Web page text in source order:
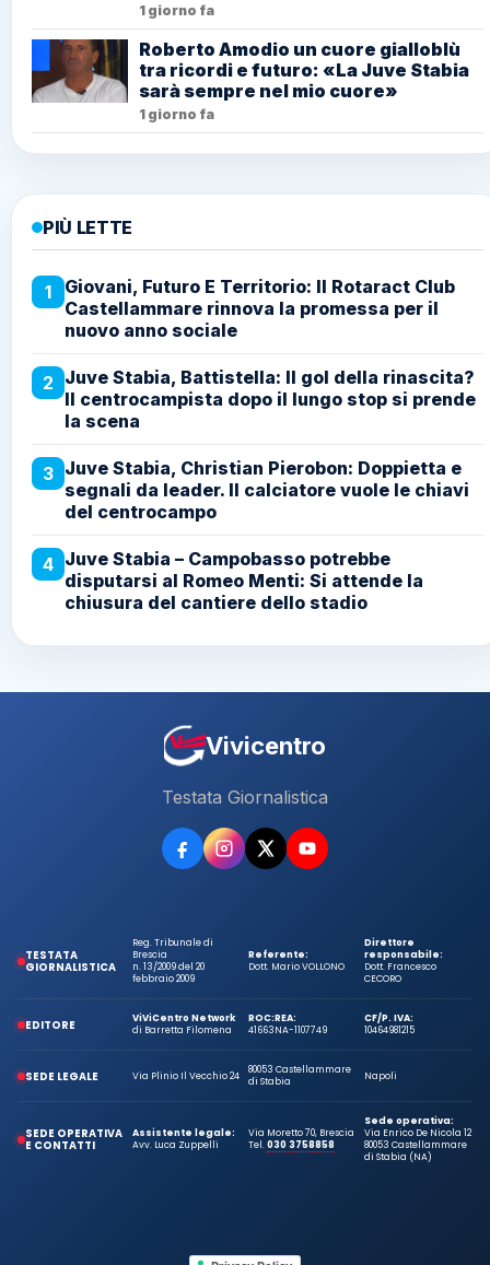
1 giorno fa
Roberto Amodio un cuore gialloblù
tra ricordi e futuro: «La Juve Stabia
sarà sempre nel mio cuore»
1 giorno fa
PIÙ LETTE
1
Giovani, Futuro E Territorio: Il Rotaract Club
Castellammare rinnova la promessa per il
nuovo anno sociale
2 Juve Stabia, Battistella: Il gol della rinascita?
Il centrocampista dopo il lungo stop si prende
la scena
3 Juve Stabia, Christian Pierobon: Doppietta e
segnali da leader. Il calciatore vuole le chiavi
del centrocampo
4 Juve Stabia – Campobasso potrebbe
disputarsi al Romeo Menti: Si attende la
chiusura del cantiere dello stadio
Vivicentro
Testata Giornalistica
TESTATA
GIORNALISTICA
Reg. Tribunale di
Brescia
n. 13/2009 del 20
febbraio 2009
Referente:
Dott. Mario VOLLONO
Direttore
responsabile:
Dott. Francesco
CECORO
EDITORE
ViViCentro Network
di Barretta Filomena
ROC:
41663
REA:
NA-1107749
CF/P. IVA:
10464981215
SEDE LEGALE Via Plinio Il Vecchio 24
80053 Castellammare
di Stabia
Napoli
SEDE OPERATIVA
E CONTATTI
Assistente legale:
Avv. Luca Zuppelli
Via Moretto 70, Brescia
Tel.030 3758858
Sede operativa:
Via Enrico De Nicola 12
80053 Castellammare
di Stabia (NA)